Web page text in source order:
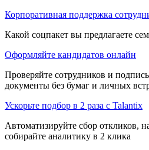
Корпоративная поддержка
Какой соцпакет вы предлагаете
Оформляйте кандидатов онлайн
Проверяйте сотрудников и
документы без бумаг и личных
Ускорьте подбор в 2 раза с Talantix
Автоматизируйте сбор откликов,
собирайте аналитику в 2 клика